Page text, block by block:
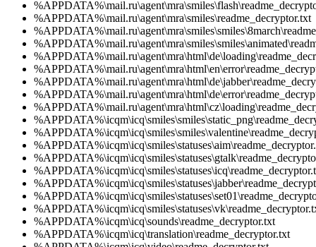
%APPDATA%\mail.ru\agent\mra\smiles\readme_decryptor.txt
%APPDATA%\icqm\icq\sounds\readme_decryptor.txt
%APPDATA%\icqm\icq\translation\readme_decryptor.txt